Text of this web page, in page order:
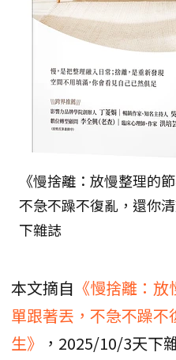
《慢捨離：放慢整理的
不急不躁不復亂，還你
下雜誌
本文摘自 《慢捨離：
單跟著丟，不急不躁
生》
，2025/10/3天下